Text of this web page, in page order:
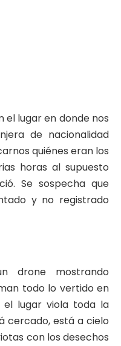
el lugar en donde nos
de nacionalidad
quiénes eran los
horas al supuesto
Se sospecha que
y no registrado
drone mostrando
todo lo vertido en
lugar viola toda la
cercado, está a cielo
con los desechos